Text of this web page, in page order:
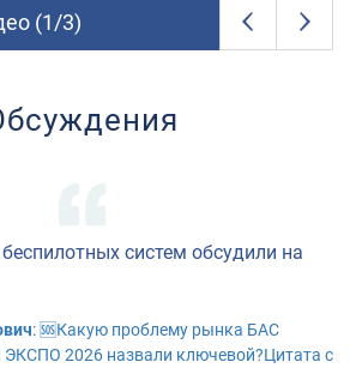
(2/8)
систем обсудили на
: 🆘Какую проблему рынка БАС
2026 назвали ключевой?Цитата с